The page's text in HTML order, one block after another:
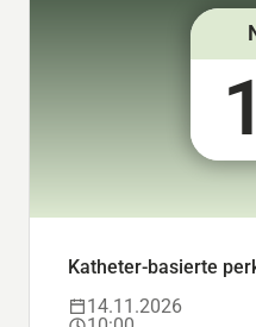
Katheter-basierte
14.11.2026